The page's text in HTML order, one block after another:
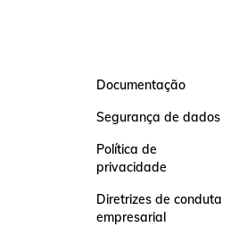
Documentação
Segurança de dados
Política de
privacidade
Diretrizes de conduta
empresarial